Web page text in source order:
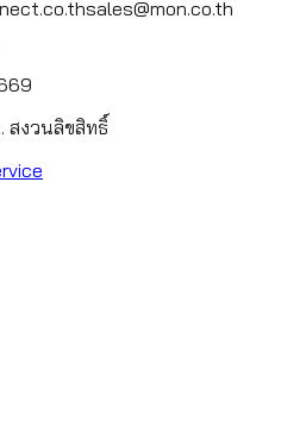
sales@mon.co.th
สงวนลิขสิทธิ์